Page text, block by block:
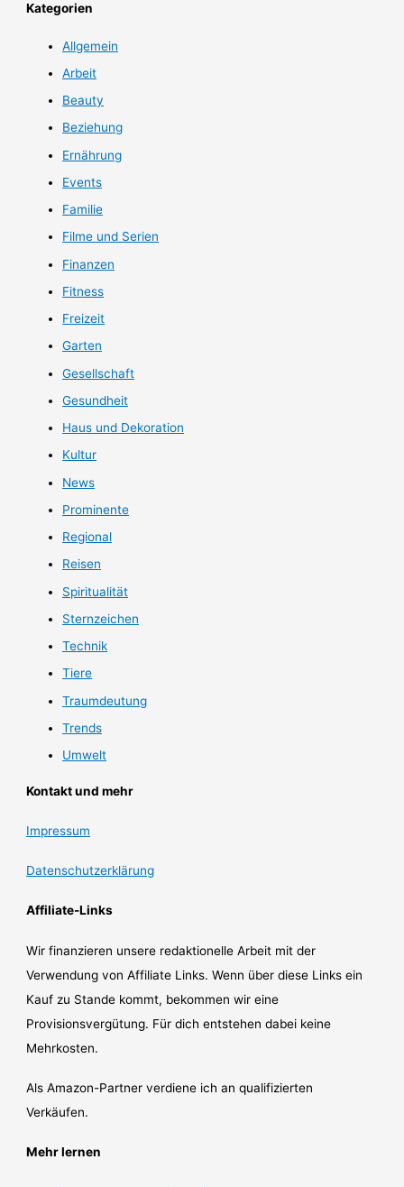
Kategorien
Allgemein
Arbeit
Beauty
Beziehung
Ernährung
Events
Familie
Filme und Serien
Finanzen
Fitness
Freizeit
Garten
Gesellschaft
Gesundheit
Haus und Dekoration
Kultur
News
Prominente
Regional
Reisen
Spiritualität
Sternzeichen
Technik
Tiere
Traumdeutung
Trends
Umwelt
Kontakt und mehr
Impressum
Datenschutzerklärung
Affiliate-Links
Wir finanzieren unsere redaktionelle Arbeit mit der
Verwendung von Affiliate Links. Wenn über diese Links ein
Kauf zu Stande kommt, bekommen wir eine
Provisionsvergütung. Für dich entstehen dabei keine
Mehrkosten.
Als Amazon-Partner verdiene ich an qualifizierten
Verkäufen.
Mehr lernen